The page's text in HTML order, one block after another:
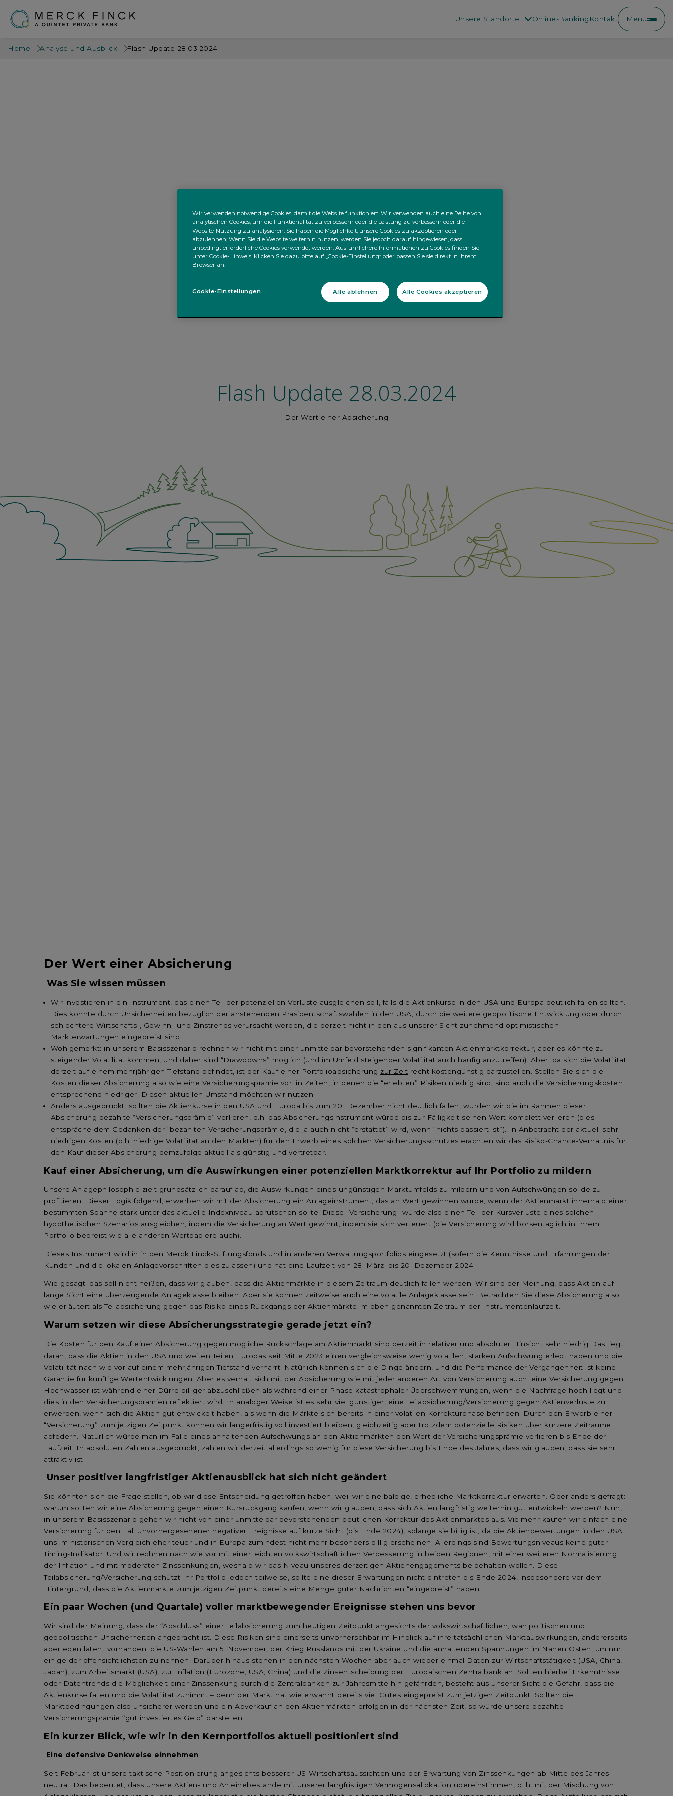
Unsere Standorte Online-Banking Kontakt Menu
Home Analyse und Ausblick Flash Update 28.03.2024
Flash Update 28.03.2024
Der Wert einer Absicherung
Der Wert einer Absicherung
Was Sie wissen müssen
Wir investieren in ein Instrument, das einen Teil der potenziellen Verluste ausgleichen soll, falls die Aktienkurse in den USA und Europa deutlich fallen sollten.
Dies könnte durch Unsicherheiten bezüglich der anstehenden Präsidentschaftswahlen in den USA, durch die weitere geopolitische Entwicklung oder durch
schlechtere Wirtschafts-, Gewinn- und Zinstrends verursacht werden, die derzeit nicht in den aus unserer Sicht zunehmend optimistischen
Markterwartungen eingepreist sind.
Wohlgemerkt: in unserem Basisszenario rechnen wir nicht mit einer unmittelbar bevorstehenden signifikanten Aktienmarktkorrektur, aber es könnte zu
steigender Volatilität kommen, und daher sind “Drawdowns” möglich (und im Umfeld steigender Volatilität auch häufig anzutreffen). Aber: da sich die Volatilität
derzeit auf einem mehrjährigen Tiefstand befindet, ist der Kauf einer Portfolioabsicherung zur Zeit recht kostengünstig darzustellen. Stellen Sie sich die
Kosten dieser Absicherung also wie eine Versicherungsprämie vor: in Zeiten, in denen die “erlebten” Risiken niedrig sind, sind auch die Versicherungskosten
entsprechend niedriger. Diesen aktuellen Umstand möchten wir nutzen.
Anders ausgedrückt: sollten die Aktienkurse in den USA und Europa bis zum 20. Dezember nicht deutlich fallen, würden wir die im Rahmen dieser
Absicherung bezahlte “Versicherungsprämie” verlieren, d.h. das Absicherungsinstrument würde bis zur Fälligkeit seinen Wert komplett verlieren (dies
entspräche dem Gedanken der “bezahlten Versicherungsprämie, die ja auch nicht “erstattet” wird, wenn “nichts passiert ist”). In Anbetracht der aktuell sehr
niedrigen Kosten (d.h. niedrige Volatilität an den Märkten) für den Erwerb eines solchen Versicherungsschutzes erachten wir das Risiko-Chance-Verhältnis für
den Kauf dieser Absicherung demzufolge aktuell als günstig und vertretbar.
Kauf einer Absicherung, um die Auswirkungen einer potenziellen Marktkorrektur auf Ihr Portfolio zu mildern
Unsere Anlagephilosophie zielt grundsätzlich darauf ab, die Auswirkungen eines ungünstigen Marktumfelds zu mildern und von Aufschwüngen solide zu
profitieren. Dieser Logik folgend, erwerben wir mit der Absicherung ein Anlageinstrument, das an Wert gewinnen würde, wenn der Aktienmarkt innerhalb einer
bestimmten Spanne stark unter das aktuelle Indexniveau abrutschen sollte. Diese "Versicherung" würde also einen Teil der Kursverluste eines solchen
hypothetischen Szenarios ausgleichen, indem die Versicherung an Wert gewinnt, indem sie sich verteuert (die Versicherung wird börsentäglich in Ihrem
Portfolio bepreist wie alle anderen Wertpapiere auch).
Dieses Instrument wird in in den Merck Finck-Stiftungsfonds und in anderen Verwaltungsportfolios eingesetzt (sofern die Kenntnisse und Erfahrungen der
Kunden und die lokalen Anlagevorschriften dies zulassen) und hat eine Laufzeit von 28. März
bis 20. Dezember 2024.
Wie gesagt: das soll nicht heißen, dass wir glauben, dass die Aktienmärkte in diesem Zeitraum deutlich fallen werden. Wir sind der Meinung, dass Aktien auf
lange Sicht eine überzeugende Anlageklasse bleiben. Aber sie können zeitweise auch eine volatile Anlageklasse sein. Betrachten Sie diese Absicherung also
wie erläutert als Teilabsicherung gegen das Risiko eines Rückgangs der Aktienmärkte im oben genannten Zeitraum der Instrumentenlaufzeit.
Warum setzen wir diese Absicherungsstrategie gerade jetzt ein?
Die Kosten für den Kauf einer Absicherung gegen mögliche Rückschläge am Aktienmarkt sind derzeit in relativer und absoluter Hinsicht sehr niedrig Das liegt
daran, dass die Aktien in den USA und weiten Teilen Europas seit Mitte 2023 einen vergleichsweise wenig volatilen, starken Aufschwung erlebt haben und die
Volatilität nach wie vor auf einem mehrjährigen Tiefstand verharrt. Natürlich können sich die Dinge ändern, und die Performance der Vergangenheit ist keine
Garantie für künftige Wertentwicklungen. Aber es verhält sich mit der Absicherung wie mit jeder anderen Art von Versicherung auch: eine Versicherung gegen
Hochwasser ist während einer Dürre billiger abzuschließen als während einer Phase katastrophaler Überschwemmungen, wenn die Nachfrage hoch liegt und
dies in den Versicherungsprämien reflektiert wird. In analoger Weise ist es sehr viel günstiger, eine Teilabsicherung/Versicherung gegen Aktienverluste zu
erwerben, wenn sich die Aktien gut entwickelt haben, als wenn die Märkte sich bereits in einer volatilen Korrekturphase befinden. Durch den Erwerb einer
“Versicherung” zum jetzigen Zeitpunkt können wir längerfristig voll investiert bleiben, gleichzeitig aber trotzdem potenzielle Risiken über kürzere Zeiträume
abfedern. Natürlich würde man im Falle eines anhaltenden Aufschwungs an den Aktienmärkten den Wert der Versicherungsprämie verlieren bis Ende der
Laufzeit. In absoluten Zahlen ausgedrückt, zahlen wir derzeit allerdings so wenig für diese Versicherung bis Ende des Jahres, dass wir glauben, dass sie sehr
attraktiv ist.
Unser positiver langfristiger Aktienausblick hat sich nicht geändert
Sie könnten sich die Frage stellen, ob wir diese Entscheidung getroffen haben, weil wir eine baldige, erhebliche Marktkorrektur erwarten. Oder anders gefragt:
warum sollten wir eine Absicherung gegen einen Kursrückgang kaufen, wenn wir glauben, dass sich Aktien langfristig weiterhin gut entwickeln werden? Nun,
in unserem Basisszenario gehen wir nicht von einer unmittelbar bevorstehenden deutlichen Korrektur des Aktienmarktes aus. Vielmehr kaufen wir einfach eine
Versicherung für den Fall unvorhergesehener negativer Ereignisse auf kurze Sicht (bis Ende 2024), solange sie billig ist, da die Aktienbewertungen in den USA
uns im historischen Vergleich eher teuer und in Europa zumindest nicht mehr besonders billig erscheinen. Allerdings sind Bewertungsniveaus keine guter
Timing-Indikator. Und wir rechnen nach wie vor mit einer leichten volkswirtschaftlichen Verbesserung in beiden Regionen, mit einer weiteren Normalisierung
der Inflation und mit moderaten Zinssenkungen, weshalb wir das Niveau unseres derzeitigen Aktienengagements beibehalten wollen. Diese
Teilabsicherung/Versicherung schützt Ihr Portfolio jedoch teilweise, sollte eine dieser Erwartungen nicht eintreten bis Ende 2024, insbesondere vor dem
Hintergrund, dass die Aktienmärkte zum jetzigen Zeitpunkt bereits eine Menge guter Nachrichten “eingepreist” haben.
Ein paar Wochen (und Quartale) voller marktbewegender Ereignisse stehen uns bevor
Wir sind der Meinung, dass der “Abschluss” einer Teilabsicherung zum heutigen Zeitpunkt angesichts der volkswirtschaftlichen, wahlpolitischen und
geopolitischen Unsicherheiten angebracht ist. Diese Risiken sind einerseits unvorhersehbar im Hinblick auf ihre tatsächlichen Marktauswirkungen, andererseits
aber eben latent vorhanden: die US-Wahlen am 5. November, der Krieg Russlands mit der Ukraine und die anhaltenden Spannungen im Nahen Osten, um nur
einige der offensichtlichsten zu nennen. Darüber hinaus stehen in den nächsten Wochen aber auch wieder einmal Daten zur Wirtschaftstätigkeit (USA, China,
Japan), zum Arbeitsmarkt (USA), zur Inflation (Eurozone, USA, China) und die Zinsentscheidung der Europäischen Zentralbank an. Sollten hierbei Erkenntnisse
oder Datentrends die Möglichkeit einer Zinssenkung durch die Zentralbanken zur Jahresmitte hin gefährden, besteht aus unserer Sicht die Gefahr, dass die
Aktienkurse fallen und die Volatilität zunimmt – denn der Markt hat wie erwähnt bereits viel Gutes eingepreist zum jetzigen Zeitpunkt. Sollten die
Marktbedingungen also unsicherer werden und ein Abverkauf an den Aktienmärkten erfolgen in der nächsten Zeit, so würde unsere bezahlte
Versicherungsprämie “gut investiertes Geld” darstellen.
Ein kurzer Blick, wie wir in den Kernportfolios aktuell positioniert sind
Eine defensive Denkweise einnehmen
Seit Februar ist unsere taktische Positionierung angesichts besserer US-Wirtschaftsaussichten und der Erwartung von Zinssenkungen ab Mitte des Jahres
neutral. Das bedeutet, dass unsere Aktien- und Anleihebestände mit unserer langfristigen Vermögensallokation übereinstimmen, d. h. mit der Mischung von
Wir verwenden notwendige Cookies, damit die Website funktioniert. Wir verwenden auch eine Reihe von
analytischen Cookies, um die Funktionalität zu verbessern oder die Leistung zu verbessern oder die
Website-Nutzung zu analysieren. Sie haben die Möglichkeit, unsere Cookies zu akzeptieren oder
abzulehnen; Wenn Sie die Website weiterhin nutzen, werden Sie jedoch darauf hingewiesen, dass
unbedingt erforderliche Cookies verwendet werden. Ausführlichere Informationen zu Cookies finden Sie
unter Cookie-Hinweis. Klicken Sie dazu bitte auf „Cookie-Einstellung“ oder passen Sie sie direkt in Ihrem
Browser an.
Cookie-Einstellungen Alle ablehnen Alle Cookies akzeptieren